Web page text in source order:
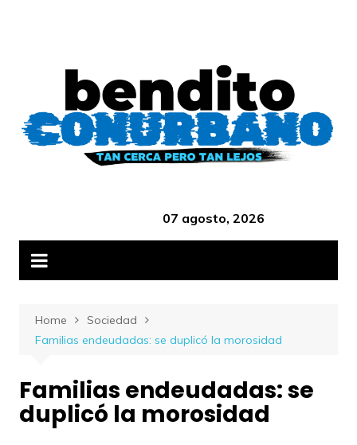
07 agosto, 2026
Home
Sociedad
Familias endeudadas: se duplicó la morosidad
Familias endeudadas: se
duplicó la morosidad